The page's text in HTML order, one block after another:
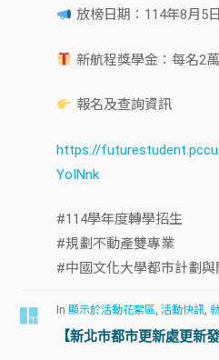
放榜日期：114年8月5日
新航程獎學金：每名2
報名及查詢資訊
https://
YoINnk
#114學年度轉學招生
#規劃不動產雙專業
#中國文化大學都市計劃與
In顯示於活動花絮區,活動快訊,
【新北市都市更新處更新